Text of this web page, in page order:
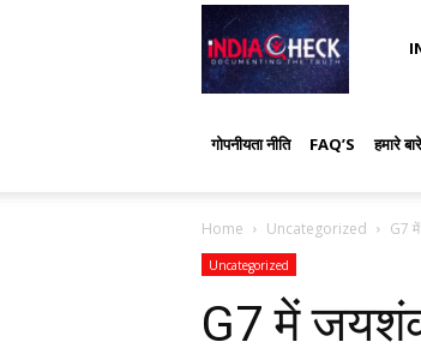
गोपनीयता नीति FAQ’S हमारे
Home Uncategorized G7
Uncategorized
G7 में